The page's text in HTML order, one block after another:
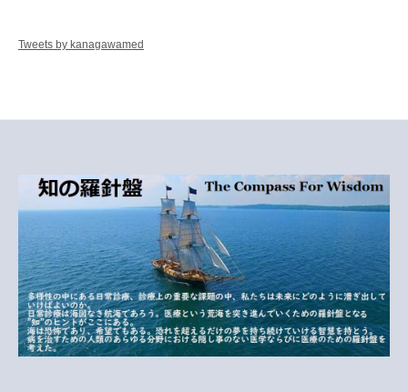
Tweets by kanagawamed